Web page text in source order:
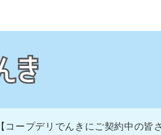
【コープデリでんきにご契約中の